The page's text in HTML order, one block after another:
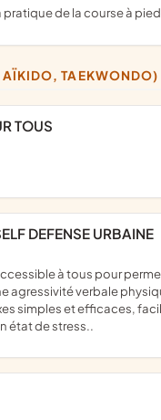
pratique de la course à
AÏKIDO, TAEKWONDO)
TOUS
DEFENSE URBAINE
agressivité verbale
simples et efficaces,
état de stress..